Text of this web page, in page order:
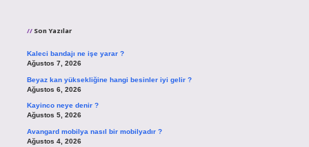
Son Yazılar
Kaleci bandajı ne işe yarar ?
Ağustos 7, 2026
Beyaz kan yüksekliğine hangi besinler iyi gelir ?
Ağustos 6, 2026
Kayinco neye denir ?
Ağustos 5, 2026
Avangard mobilya nasıl bir mobilyadır ?
Ağustos 4, 2026